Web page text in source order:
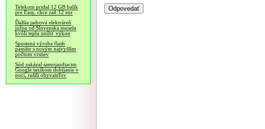
Telekom pridal 12 GB balík
pre Easy, chce zaň 12 eur
Ďalšia jadrová elektráreň
južne od Slovenska musela
kvôli teplu znížiť výkon
Spustená výroba flash
pamäte s novým najvyšším
počtom vrstiev
Súd zakázal samojazdiacim
Google taxíkom dobíjanie v
noci, rušili obyvateľov